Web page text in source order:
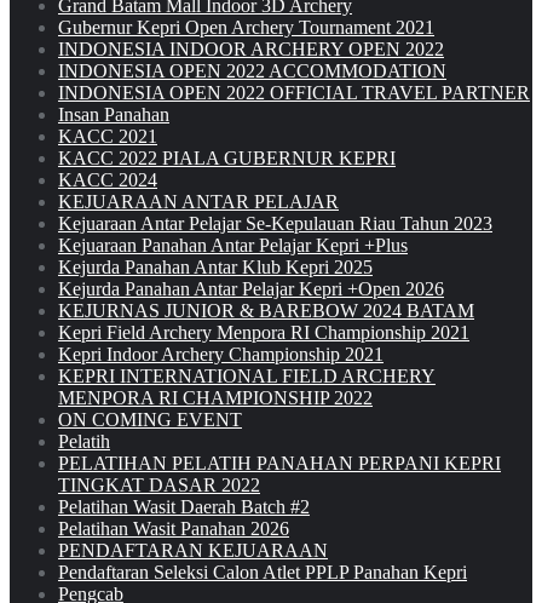
Grand Batam Mall Indoor 3D Archery
Gubernur Kepri Open Archery Tournament 2021
INDONESIA INDOOR ARCHERY OPEN 2022
INDONESIA OPEN 2022 ACCOMMODATION
INDONESIA OPEN 2022 OFFICIAL TRAVEL PARTNER
Insan Panahan
KACC 2021
KACC 2022 PIALA GUBERNUR KEPRI
KACC 2024
KEJUARAAN ANTAR PELAJAR
Kejuaraan Antar Pelajar Se-Kepulauan Riau Tahun 2023
Kejuaraan Panahan Antar Pelajar Kepri +Plus
Kejurda Panahan Antar Klub Kepri 2025
Kejurda Panahan Antar Pelajar Kepri +Open 2026
KEJURNAS JUNIOR & BAREBOW 2024 BATAM
Kepri Field Archery Menpora RI Championship 2021
Kepri Indoor Archery Championship 2021
KEPRI INTERNATIONAL FIELD ARCHERY
MENPORA RI CHAMPIONSHIP 2022
ON COMING EVENT
Pelatih
PELATIHAN PELATIH PANAHAN PERPANI KEPRI
TINGKAT DASAR 2022
Pelatihan Wasit Daerah Batch #2
Pelatihan Wasit Panahan 2026
PENDAFTARAN KEJUARAAN
Pendaftaran Seleksi Calon Atlet PPLP Panahan Kepri
Pengcab